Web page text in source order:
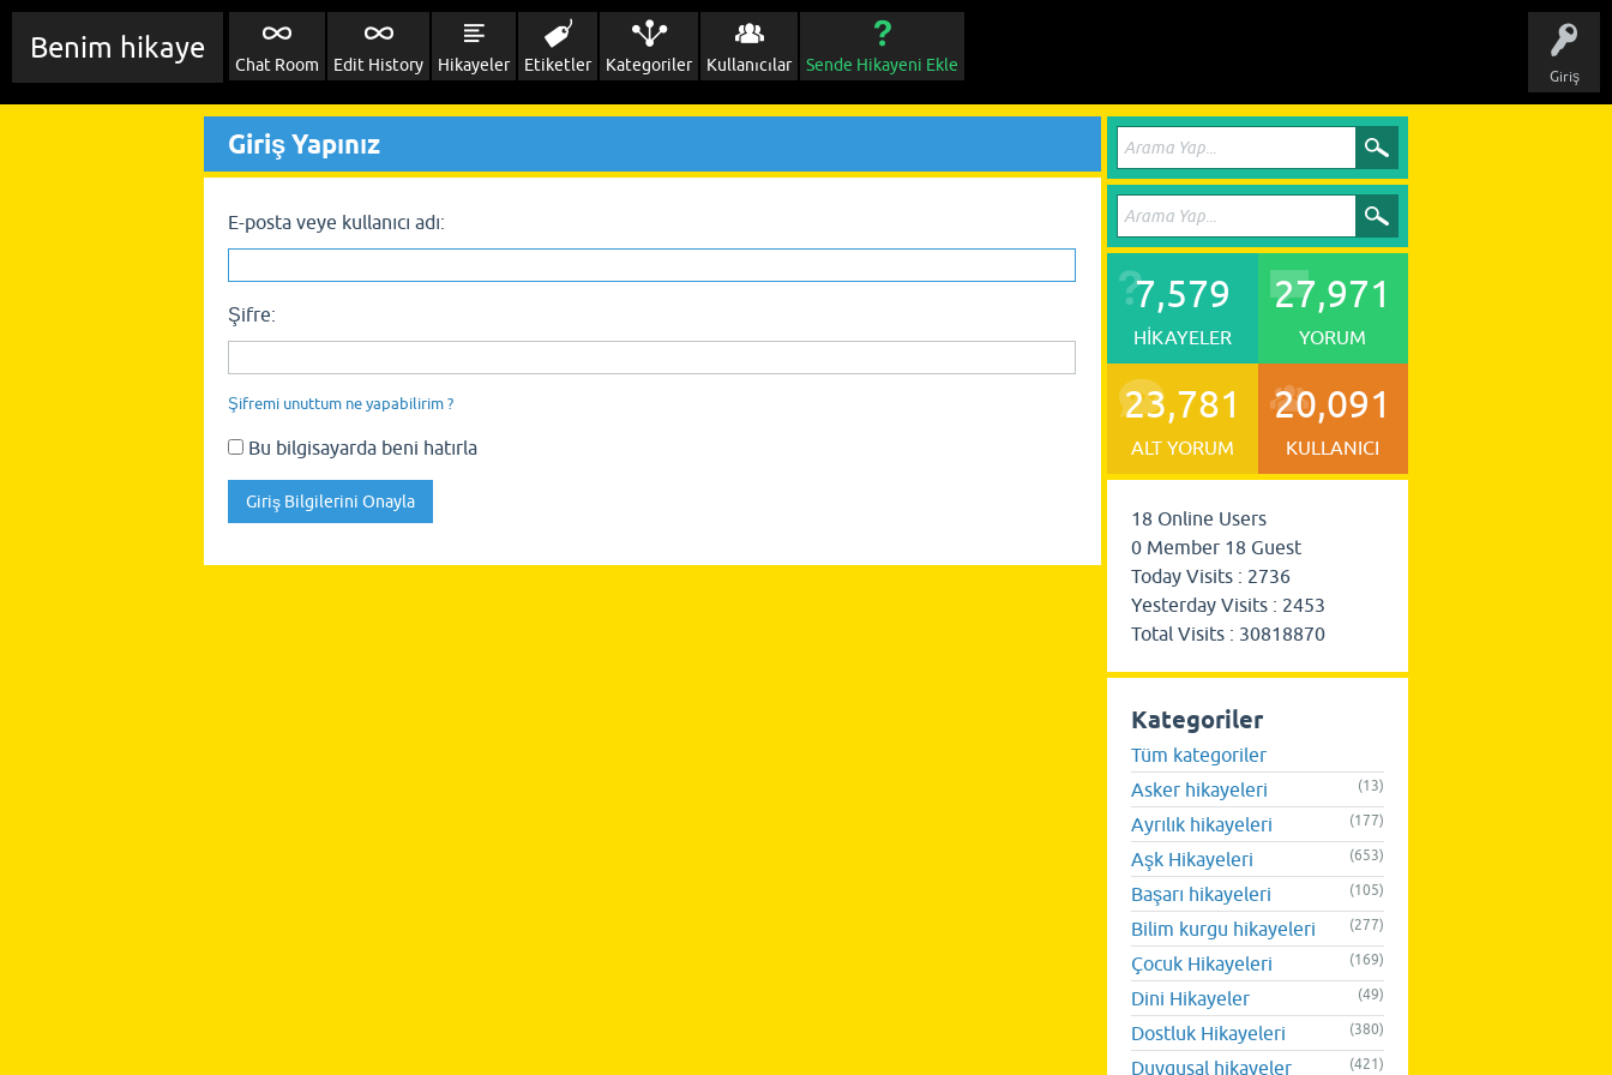
Giriş
Benim hikaye
Chat Room Edit History Hikayeler Etiketler Kategoriler Kullanıcılar Sende Hikayeni Ekle
Giriş Yapınız
E-posta veye kullanıcı adı:
Şifre:
Şifremi unuttum ne yapabilirim ?
Bu bilgisayarda beni hatırla
7,579
HIKAYELER
27,971
YORUM
23,781
ALT YORUM
20,091
KULLANICI
18 Online Users
0 Member 18 Guest
Today Visits : 2736
Yesterday Visits : 2453
Total Visits : 30818870
Kategoriler
Tüm kategoriler
Asker hikayeleri
(13)
Ayrılık hikayeleri (177)
Aşk Hikayeleri (653)
Başarı hikayeleri (105)
Bilim kurgu hikayeleri (277)
Çocuk Hikayeleri (169)
Dini Hikayeler (49)
Dostluk Hikayeleri (380)
Duygusal hikayeler (421)